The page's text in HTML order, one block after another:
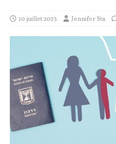
10 juillet 2023 Jennifer Sta